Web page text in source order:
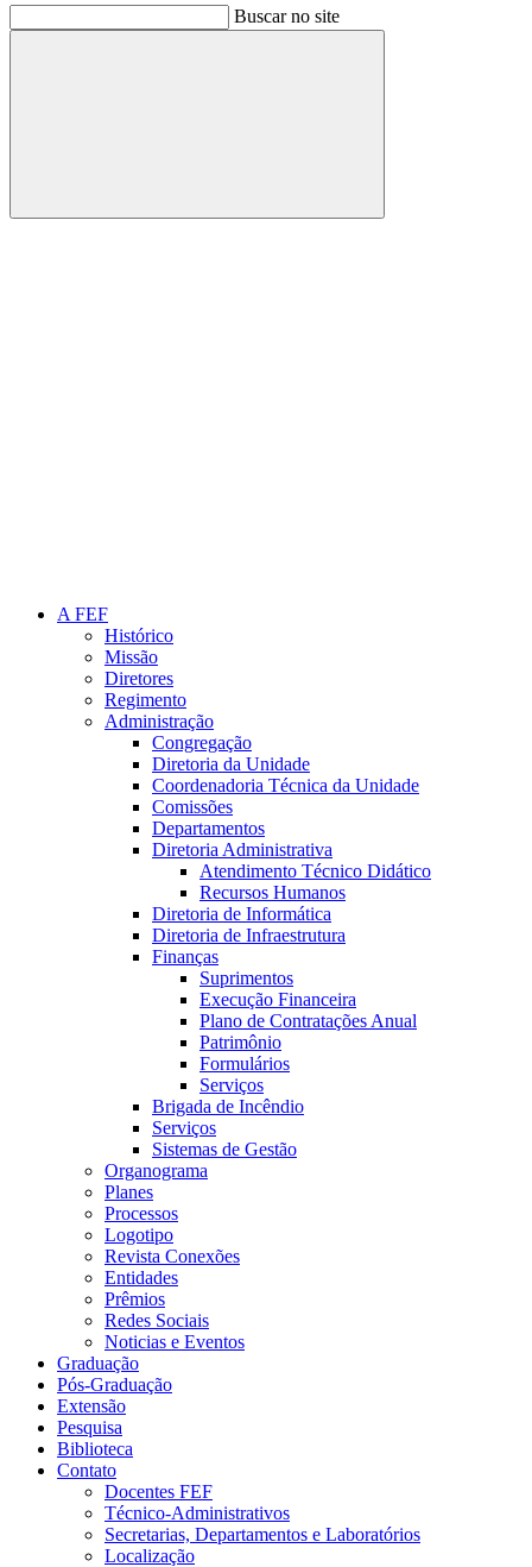
Buscar no site
Buscar
A FEF
Histórico
Missão
Diretores
Regimento
Administração
Congregação
Diretoria da Unidade
Coordenadoria Técnica da Unidade
Comissões
Departamentos
Diretoria Administrativa
Atendimento Técnico Didático
Recursos Humanos
Diretoria de Informática
Diretoria de Infraestrutura
Finanças
Suprimentos
Execução Financeira
Plano de Contratações Anual
Patrimônio
Formulários
Serviços
Brigada de Incêndio
Serviços
Sistemas de Gestão
Organograma
Planes
Processos
Logotipo
Revista Conexões
Entidades
Prêmios
Redes Sociais
Noticias e Eventos
Graduação
Pós-Graduação
Extensão
Pesquisa
Biblioteca
Contato
Docentes FEF
Técnico-Administrativos
Secretarias, Departamentos e Laboratórios
Localização